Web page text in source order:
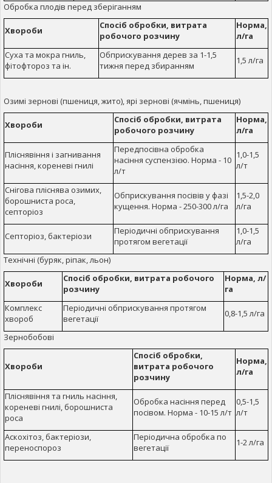
Обробка плодів перед зберіганням
Хвороби
Спосіб обробки, витрата
робочого розчину
Норма,
л/га
Суха та мокра гниль,
фітофтороз та ін.
Обприскування дерев за 1-1,5
тижня перед збиранням
1,5 л/га
Озимі зернові (пшениця, жито), ярі зернові (ячмінь, пшениця)
Хвороби
Спосіб обробки, витрата
робочого розчину
Норма,
л/га
Пліснявіння і загнивання
насіння, кореневі гнилі
Передпосівна обробка
насіння суспензією. Норма - 10
л/т
1,0-1,5
л/т
Снігова пліснява озимих,
борошниста роса,
септоріоз
Обприскування посівів у фазі
кущення. Норма - 250-300 л/га
1,5-2,0
л/га
Септоріоз, бактеріози
Періодичні обприскування
протягом вегетації
1,0-1,5
л/га
Технічні (буряк, ріпак, льон)
Хвороби
Спосіб обробки, витрата робочого
розчину
Норма, л/
га
Комплекс
хвороб
Періодичні обприскування протягом
вегетації
0,8-1,5 л/га
Зернобобові
Хвороби
Спосіб обробки,
витрата робочого
розчину
Норма,
л/га
Пліснявіння та гниль насіння,
кореневі гнилі, борошниста
роса
Обробка насіння перед
посівом. Норма - 10-15 л/т
0,5-1,5
л/т
Аскохітоз, бактеріози,
переноспороз
Періодична обробка по
вегетації
1-2 л/га